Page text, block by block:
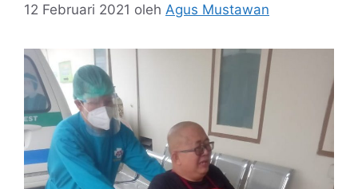
12 Februari 2021 oleh Agus Mustawan